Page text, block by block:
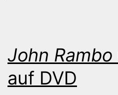
John Rambo
auf DVD